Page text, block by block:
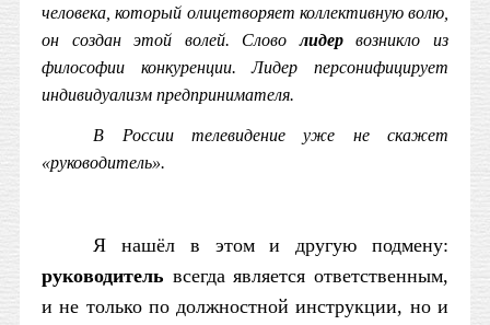
человека, который олицетворяет коллективную волю,
он создан этой волей. Словолидервозникло из
философии конкуренции. Лидер персонифицирует
индивидуализм предпринимателя.
В России телевидение уже не скажет
«руководитель».
Я нашёл в этом и другую подмену:
руководитель всегда является ответственным,
и не только по должностной инструкции, но и